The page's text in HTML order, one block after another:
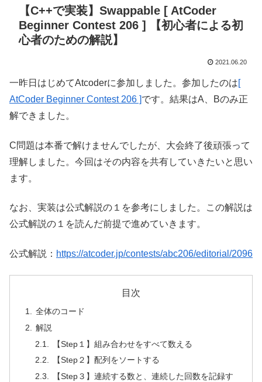
【C++で実装】Swappable [ AtCoder
Beginner Contest 206 ] 【初心者による初
心者のための解説】
2021.06.20
一昨日はじめてAtcoderに参加しました。参加したのは[
AtCoder Beginner Contest 206 ]です。結果はA、Bのみ正
解できました。
C問題は本番で解けませんでしたが、大会終了後頑張って
理解しました。今回はその内容を共有していきたいと思い
ます。
なお、実装は公式解説の１を参考にしました。この解説は
公式解説の１を読んだ前提で進めていきます。
公式解説： https://atcoder.jp/contests/abc206/editorial/2096
目次
全体のコード
解説
【Step１】組み合わせをすべて数える
【Step２】配列をソートする
【Step３】連続する数と、連続した回数を記録す